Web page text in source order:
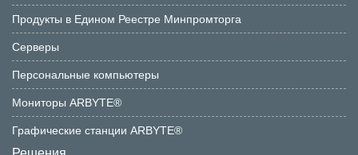
Продукты в Едином Реестре Минпромторга
Серверы
Персональные компьютеры
Мониторы ARBYTE®
Графические станции ARBYTE®